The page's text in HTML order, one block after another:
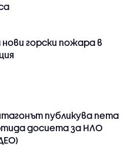
нови горски пожара в
публикува пета
досиета за НЛО